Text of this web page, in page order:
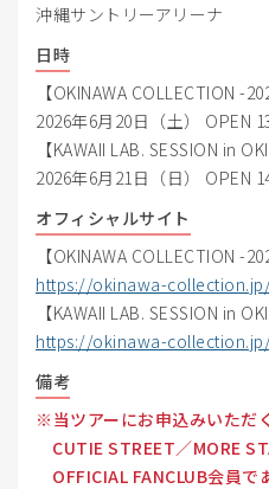
沖縄サントリーアリーナ
日時
【OKINAWA COLLECTION -
2026年6月20日（土） OPEN
【KAWAII LAB. SESSION in
2026年6月21日（日） OPEN
オフィシャルサイト
【OKINAWA COLLECTION -
https://okinawa-
【KAWAII LAB. SESSION in
https://okinawa-
備考
当ツアーにお申込みいただ
CUTIE STREET／MORE
OFFICIAL FANCLUB会員